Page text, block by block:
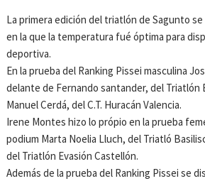
La primera edición del triatlón de Sagunto
en la que la temperatura fué óptima para
deportiva.
En la prueba del Ranking Pissei masculina
delante de Fernando santander, del Triatlón
Manuel Cerdá, del C.T. Huracán Valencia.
Irene Montes hizo lo própio en la prueba
podium Marta Noelia Lluch, del Triatló
del Triatlón Evasión Castellón.
Además de la prueba del Ranking Pissei se